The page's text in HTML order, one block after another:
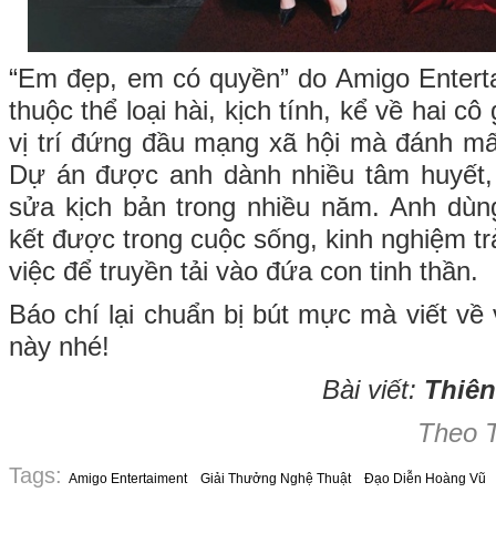
“Em đẹp, em có quyền” do Amigo
thuộc thể loại hài, kịch tính, kể về hai cô
vị trí đứng đầu mạng xã hội mà đánh
Dự án được anh dành nhiều tâm
sửa kịch bản trong nhiều năm. Anh
kết được trong cuộc sống, kinh nghiệm
việc để truyền tải vào đứa con tinh thần.
Báo chí lại chuẩn bị bút mực mà viết về
này nhé!
Bài viết:
Theo
Tags: Amigo Entertaiment Giải Thưởng Nghệ Thuật Đạo Diễn Hoàng Vũ